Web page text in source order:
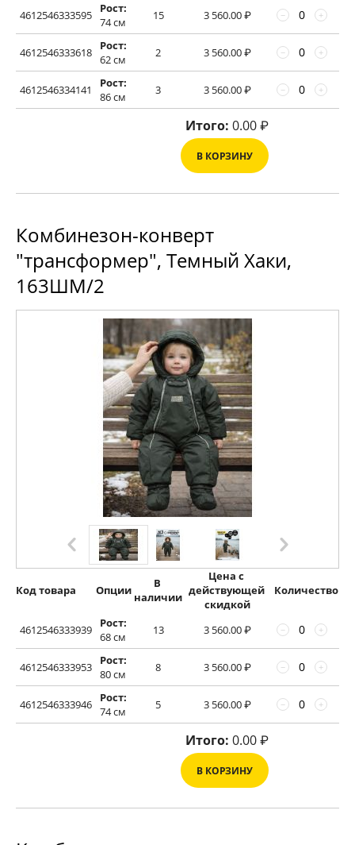
4612546333595
Рост:
74 см
15 3 560.00₽ +
−
4612546333618
Рост:
62 см
2 3 560.00₽ +
−
4612546334141
Рост:
86 см
3 3 560.00₽ +
−
Итого: 0.00₽
В КОРЗИНУ
Комбинезон-конверт
"трансформер", Темный Хаки,
163ШМ/2
Код товара Опции
В
наличии
Цена с
действующей
скидкой
Количество
4612546333939
Рост:
68 см
13 3 560.00₽ +
−
4612546333953
Рост:
80 см
8 3 560.00₽ +
−
4612546333946
Рост:
74 см
5 3 560.00₽ +
−
Итого: 0.00₽
В КОРЗИНУ